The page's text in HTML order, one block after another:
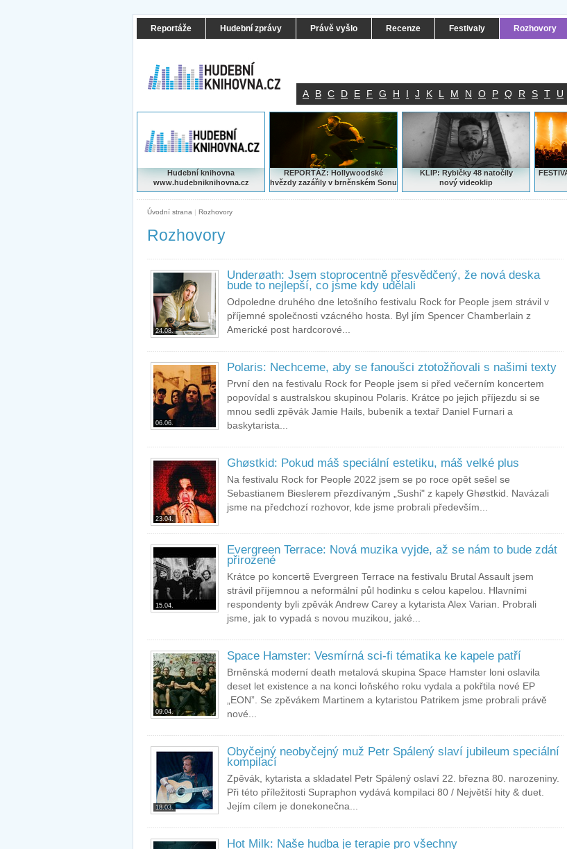
Reportáže Hudební zprávy Právě vyšlo Recenze Festivaly Rozhovory
A B C D E F G H I J K L M N O P Q R S T U
Hudební knihovna
www.hudebniknihovna.cz
REPORTÁŽ: Hollywoodské
hvězdy zazářily v brněnském Sonu
KLIP: Rybičky 48 natočily
nový videoklip
Úvodní strana | Rozhovory
Rozhovory
24.08.
Underøath: Jsem stoprocentně přesvědčený, že nová deska
bude to nejlepší, co jsme kdy udělali
Odpoledne druhého dne letošního festivalu Rock for People jsem strávil v
příjemné společnosti vzácného hosta. Byl jím Spencer Chamberlain z
Americké post hardcorové...
06.06.
Polaris: Nechceme, aby se fanoušci ztotožňovali s našimi texty
První den na festivalu Rock for People jsem si před večerním koncertem
popovídal s australskou skupinou Polaris. Krátce po jejich příjezdu si se
mnou sedli zpěvák Jamie Hails, bubeník a textař Daniel Furnari a
baskytarista...
23.04.
Ghøstkid: Pokud máš speciální estetiku, máš velké plus
Na festivalu Rock for People 2022 jsem se po roce opět sešel se
Sebastianem Bieslerem přezdívaným „Sushi" z kapely Ghøstkid. Navázali
jsme na předchozí rozhovor, kde jsme probrali především...
15.04.
Evergreen Terrace: Nová muzika vyjde, až se nám to bude zdát
přirozené
Krátce po koncertě Evergreen Terrace na festivalu Brutal Assault jsem
strávil příjemnou a neformální půl hodinku s celou kapelou. Hlavními
respondenty byli zpěvák Andrew Carey a kytarista Alex Varian. Probrali
jsme, jak to vypadá s novou muzikou, jaké...
09.04.
Space Hamster: Vesmírná sci-fi tématika ke kapele patří
Brněnská moderní death metalová skupina Space Hamster loni oslavila
deset let existence a na konci loňského roku vydala a pokřtila nové EP
„EON”. Se zpěvákem Martinem a kytaristou Patrikem jsme probrali právě
nové...
18.03.
Obyčejný neobyčejný muž Petr Spálený slaví jubileum speciální
kompilací
Zpěvák, kytarista a skladatel Petr Spálený oslaví 22. března 80. narozeniny.
Při této příležitosti Supraphon vydává kompilaci 80 / Největší hity & duet.
Jejím cílem je donekonečna...
Hot Milk: Naše hudba je terapie pro všechny